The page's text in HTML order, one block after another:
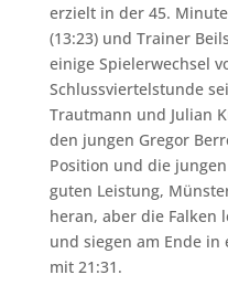
erzielt in der 45.
(13:23) und Trainer
einige Spielerwechsel
Schlussviertelstunde
Trautmann und Julian
den jungen Gregor
Position und die
guten Leistung,
heran, aber die Falken
und siegen am Ende
mit 21:31.